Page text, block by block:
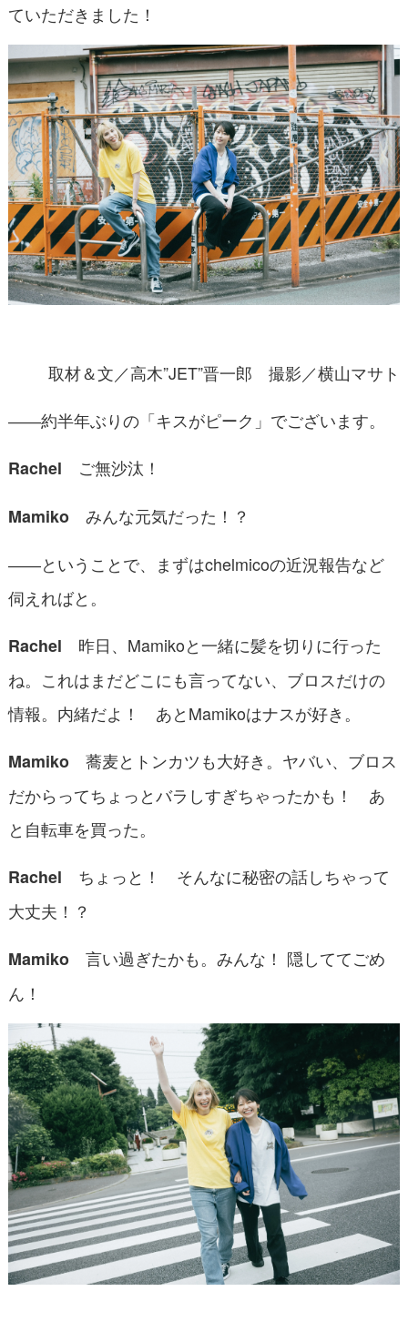
ていただきました！
取材＆文／高木”JET”晋一郎 撮影／横山マサト
――約半年ぶりの「キスがピーク」でございます。
Rachel ご無沙汰！
Mamikoみんな元気だった！？
――ということで、まずはchelmicoの近況報告など
伺えればと。
Rachel 昨日、Mamikoと一緒に髪を切りに行った
ね。これはまだどこにも言ってない、ブロスだけの
情報。内緒だよ！ あとMamikoはナスが好き。
Mamiko蕎麦とトンカツも大好き。ヤバい、ブロス
だからってちょっとバラしすぎちゃったかも！ あ
と自転車を買った。
Rachel ちょっと！ そんなに秘密の話しちゃって
大丈夫！？
Mamiko言い過ぎたかも。みんな！ 隠しててごめ
ん！